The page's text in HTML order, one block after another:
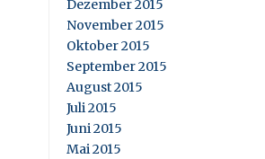
Dezember 2015
November 2015
Oktober 2015
September 2015
August 2015
Juli 2015
Juni 2015
Mai 2015